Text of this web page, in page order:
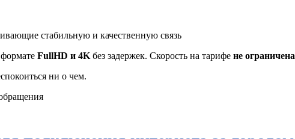
стабильную и качественную связь
FullHD и 4K без задержек. Скорость на тарифе не ограничена
ни о чем.